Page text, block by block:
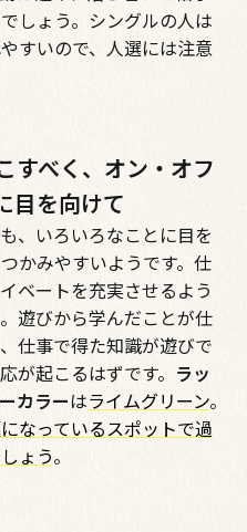
しょう。シングルの人は
すいので、人選には注意
すべく、オン・オフ
目を向けて
、いろいろなことに目を
かみやすいようです。仕
ベートを充実させるよう
遊びから学んだことが仕
仕事で得た知識が遊びで
が起こるはずです。 ラッ
カラーはライムグリーン。
なっているスポットで過
ょう。